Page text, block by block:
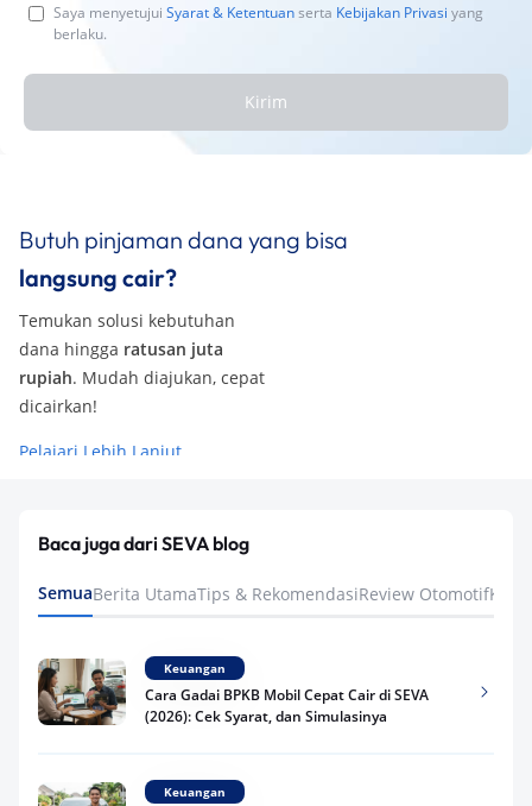
Saya menyetujui Syarat & Ketentuanserta Kebijakan Privasi yang
berlaku.
Kirim
Butuh pinjaman dana yang bisa
langsung cair?
Temukan solusi kebutuhan
dana hingga ratusan juta
rupiah. Mudah diajukan, cepat
dicairkan!
Pelajari Lebih Lanjut
Baca juga dari SEVA blog
SemuaBerita UtamaTips & RekomendasiReview Otomotif
Keuangan
Cara Gadai BPKB Mobil Cepat Cair di SEVA
(2026): Cek Syarat, dan Simulasinya
Keuangan